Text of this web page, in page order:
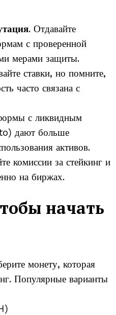
. Отдавайте
с проверенной
мерами защиты.
ставки, но помните,
часто связана с
с ликвидным
дают больше
активов.
комиссии за стейкинг и
на биржах.
начать
монету, которая
Популярные варианты